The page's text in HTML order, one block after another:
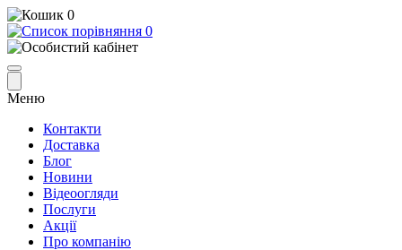
0
0
Меню
Контакти
Доставка
Блог
Новини
Відеоогляди
Послуги
Акції
Про компанію